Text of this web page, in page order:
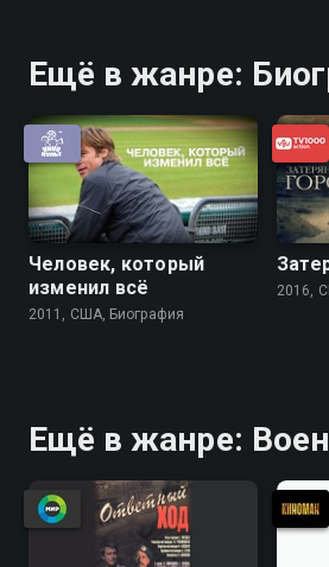
Ещё в жанре:
Человек, который
изменил всё
2011, США, Биография
2016,
Ещё в жанре: